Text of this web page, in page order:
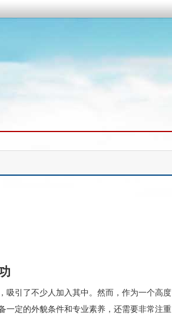
吸引了不少人加入其中。然而，作为一个高度
一定的外貌条件和专业素养，还需要非常注重